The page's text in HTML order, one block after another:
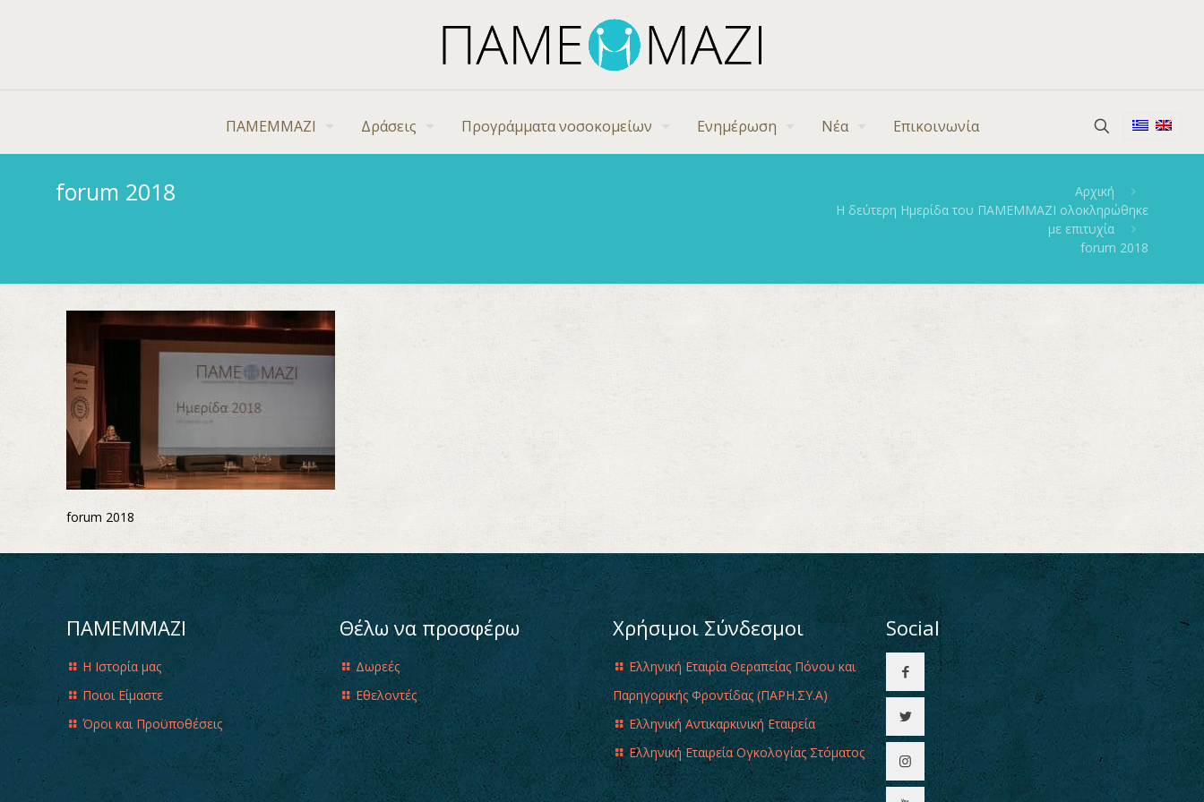
ΠΑΜΕΜΜΑΖΙ Δράσεις Προγράμματα νοσοκομείων Ενημέρωση Νέα Επικοινωνία
forum 2018
Αρχική
Η δεύτερη Ημερίδα του ΠΑΜΕΜΜΑΖΙ ολοκληρώθηκε
με επιτυχία
forum 2018
forum 2018
ΠΑΜΕΜΜΑΖΙ
Η Ιστορία μας
Ποιοι Είμαστε
Όροι και Προϋποθέσεις
Θέλω να προσφέρω
Δωρεές
Εθελοντές
Χρήσιμοι Σύνδεσμοι
Ελληνική Εταιρία Θεραπείας Πόνου και
Παρηγορικής Φροντίδας (ΠΑΡΗ.ΣΥ.Α)
Ελληνική Αντικαρκινική Εταιρεία
Ελληνική Εταιρεία Ογκολογίας Στόματος
Social